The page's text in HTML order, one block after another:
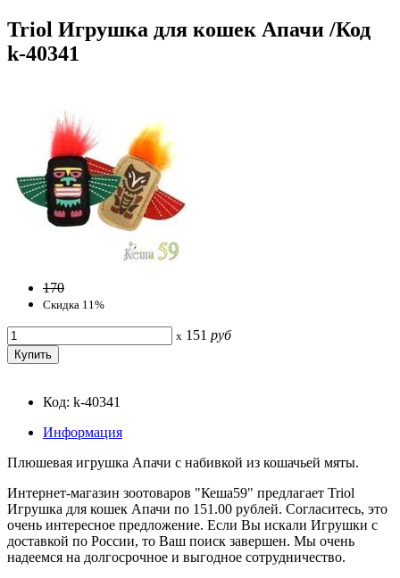
Triol Игрушка для кошек Апачи /Код
k-40341
170
Скидка 11%
x 151 руб
Код: k-40341
Информация
Плюшевaя игрушкa Апачи с набивкой из кошачьей мяты.
Интернет-магазин зоотоваров "Кеша59" предлагает Triol
Игрушка для кошек Апачи по 151.00 рублей. Согласитесь, это
очень интересное предложение. Если Вы искали Игрушки с
доставкой по России, то Ваш поиск завершен. Мы очень
надеемся на долгосрочное и выгодное сотрудничество.